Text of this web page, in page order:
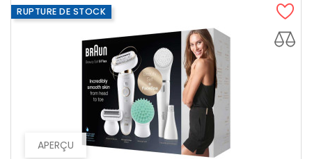
APERÇU
RUPTURE DE STOCK